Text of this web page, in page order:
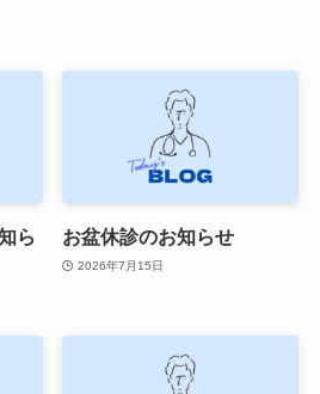
ら
お盆休診のお知らせ
2026年7月15日